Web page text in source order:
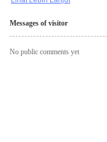
Messages of visitor
No public comments yet